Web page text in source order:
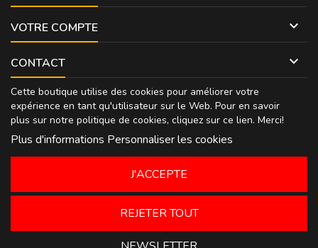
VOTRE COMPTE 
CONTACT 
Cette boutique utilise des cookies pour améliorer votre
expérience en tant qu'utilisateur sur le Web. Pour en savoir
plus sur notre politique de cookies, cliquez sur ce lien. Merci!
Plus d'informations Personnaliser les cookies
REJETER TOUT
J'ACCEPTE